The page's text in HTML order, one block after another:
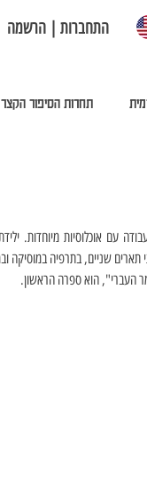
התחברות | הרשמה
תחרות הסיפור הקצר
העברי", הוא ספרה הראשון.